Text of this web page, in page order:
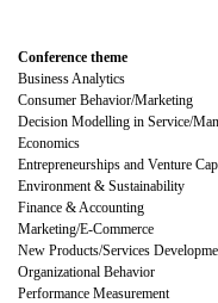
Conference theme
Business Analytics
Consumer Behavior/Marketing
Decision Modelling in Service/
Economics
Entrepreneurships and Venture
Environment & Sustainability
Finance & Accounting
Marketing/E-Commerce
New Products/Services
Organizational Behavior
Performance Measurement